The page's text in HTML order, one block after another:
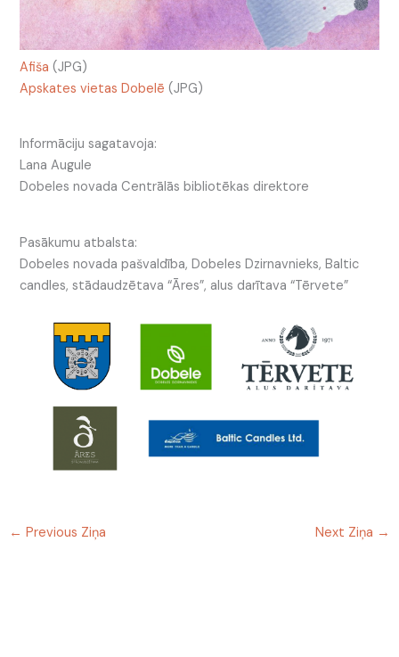
Afiša (JPG)
Apskates vietas Dobelē (JPG)
Informāciju sagatavoja:
Lana Augule
Dobeles novada Centrālās bibliotēkas direktore
Pasākumu atbalsta:
Dobeles novada pašvaldība, Dobeles Dzirnavnieks, Baltic
candles, stādaudzētava “Āres”, alus darītava “Tērvete”
← Previous Ziņa Next Ziņa →